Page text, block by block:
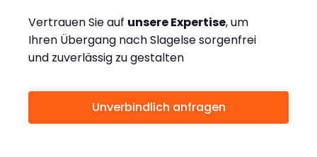
Vertrauen Sie auf unsere Expertise, um
Ihren Übergang nach Slagelse sorgenfrei
und zuverlässig zu gestalten
Unverbindlich anfragen